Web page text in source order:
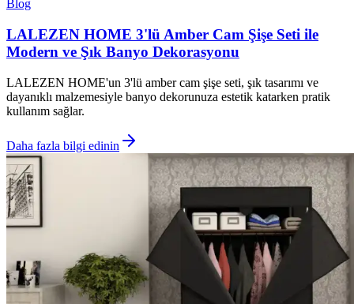
Blog
LALEZEN HOME 3'lü Amber Cam Şişe Seti ile
Modern ve Şık Banyo Dekorasyonu
LALEZEN HOME'un 3'lü amber cam şişe seti, şık tasarımı ve
dayanıklı malzemesiyle banyo dekorunuza estetik katarken pratik
kullanım sağlar.
Daha fazla bilgi edinin